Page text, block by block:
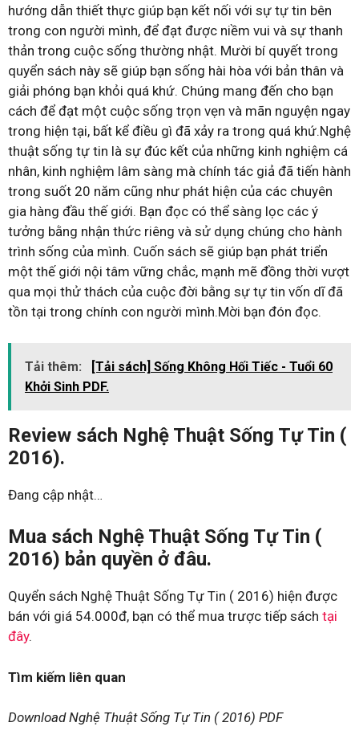
hướng dẫn thiết thực giúp bạn kết nối với sự tự tin bên
trong con người mình, để đạt được niềm vui và sự thanh
thản trong cuộc sống thường nhật. Mười bí quyết trong
quyển sách này sẽ giúp bạn sống hài hòa với bản thân và
giải phóng bạn khỏi quá khứ. Chúng mang đến cho bạn
cách để đạt một cuộc sống trọn vẹn và mãn nguyện ngay
trong hiện tại, bất kể điều gì đã xảy ra trong quá khứ.Nghệ
thuật sống tự tin là sự đúc kết của những kinh nghiệm cá
nhân, kinh nghiệm lâm sàng mà chính tác giả đã tiến hành
trong suốt 20 năm cũng như phát hiện của các chuyên
gia hàng đầu thế giới. Bạn đọc có thể sàng lọc các ý
tưởng bằng nhận thức riêng và sử dụng chúng cho hành
trình sống của mình. Cuốn sách sẽ giúp bạn phát triển
một thế giới nội tâm vững chắc, mạnh mẽ đồng thời vượt
qua mọi thử thách của cuộc đời bằng sự tự tin vốn dĩ đã
tồn tại trong chính con người mình.Mời bạn đón đọc.
Tải thêm:
[Tải sách] Sống Không Hối Tiếc - Tuổi 60
Khởi Sinh PDF.
Review sách Nghệ Thuật Sống Tự Tin (
2016).
Đang cập nhật…
Mua sách Nghệ Thuật Sống Tự Tin (
2016) bản quyền ở đâu.
Quyển sách Nghệ Thuật Sống Tự Tin ( 2016) hiện được
bán với giá 54.000đ, bạn có thể mua trược tiếp sách tại
đây.
Tìm kiếm liên quan
Download Nghệ Thuật Sống Tự Tin ( 2016) PDF